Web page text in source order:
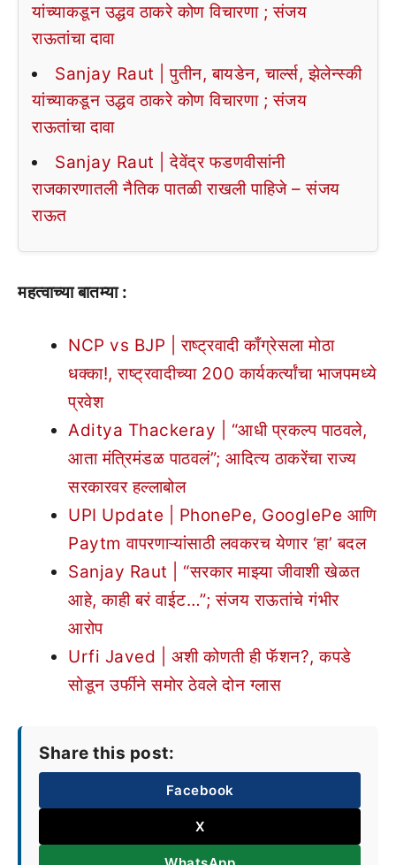
यांच्याकडून उद्धव ठाकरे कोण विचारणा ; संजय
राऊतांचा दावा
Sanjay Raut | पुतीन, बायडेन, चार्ल्स, झेलेन्स्की
यांच्याकडून उद्धव ठाकरे कोण विचारणा ; संजय
राऊतांचा दावा
Sanjay Raut | देवेंद्र फडणवीसांनी
राजकारणातली नैतिक पातळी राखली पाहिजे – संजय
राऊत
महत्वाच्या बातम्या :
NCP vs BJP | राष्ट्रवादी काँग्रेसला मोठा
धक्का!, राष्ट्रवादीच्या 200 कार्यकर्त्यांचा भाजपमध्ये
प्रवेश
Aditya Thackeray | “आधी प्रकल्प पाठवले,
आता मंत्रिमंडळ पाठवलं”; आदित्य ठाकरेंचा राज्य
सरकारवर हल्लाबोल
UPI Update | PhonePe, GooglePe आणि
Paytm वापरणाऱ्यांसाठी लवकरच येणार ‘हा’ बदल
Sanjay Raut | “सरकार माझ्या जीवाशी खेळत
आहे, काही बरं वाईट…”; संजय राऊतांचे गंभीर
आरोप
Urfi Javed | अशी कोणती ही फॅशन?, कपडे
सोडून उर्फीने समोर ठेवले दोन ग्लास
Share this post:
Facebook
X